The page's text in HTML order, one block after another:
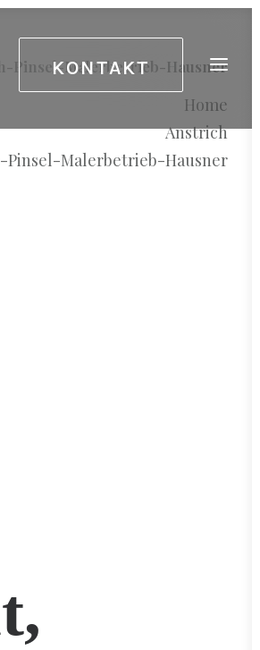
KONTAKT
Pinsel-Malerbetrieb-Hausner
Home
Anstrich
Pinsel-Malerbetrieb-Hausner